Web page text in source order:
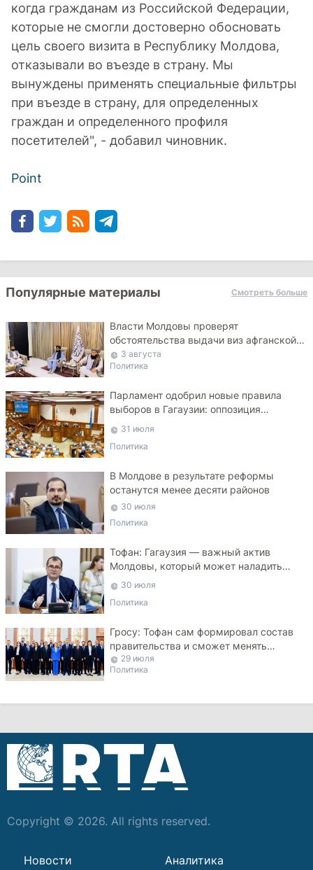
когда гражданам из Российской Федерации,
которые не смогли достоверно обосновать
цель своего визита в Республику Молдова,
отказывали во въезде в страну. Мы
вынуждены применять специальные фильтры
при въезде в страну, для определенных
граждан и определенного профиля
посетителей", - добавил чиновник.
Point
Популярные материалы Смотреть больше
Власти Молдовы проверят
обстоятельства выдачи виз афганской
делегации
3 августа
Политика
Парламент одобрил новые правила
выборов в Гагаузии: оппозиция
критикует законопроект
31 июля
Политика
В Молдове в результате реформы
останутся менее десяти районов
30 июля
Политика
Тофан: Гагаузия — важный актив
Молдовы, который может наладить
мосты с Турцией
30 июля
Политика
Гросу: Тофан сам формировал состав
правительства и сможет менять
министров
29 июля
Политика
Copyright © 2026. All rights reserved.
Новости Аналитика